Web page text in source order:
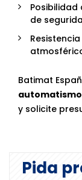
de
Batimat
y solicite
Pida